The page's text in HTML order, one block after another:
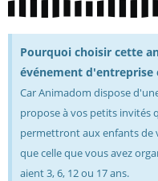
Pourquoi choisir cette
événement d'entreprise
Car Animadom dispose
propose à vos petits invités
permettront aux enfants de
que celle que vous avez
aient 3, 6, 12 ou 17 ans.